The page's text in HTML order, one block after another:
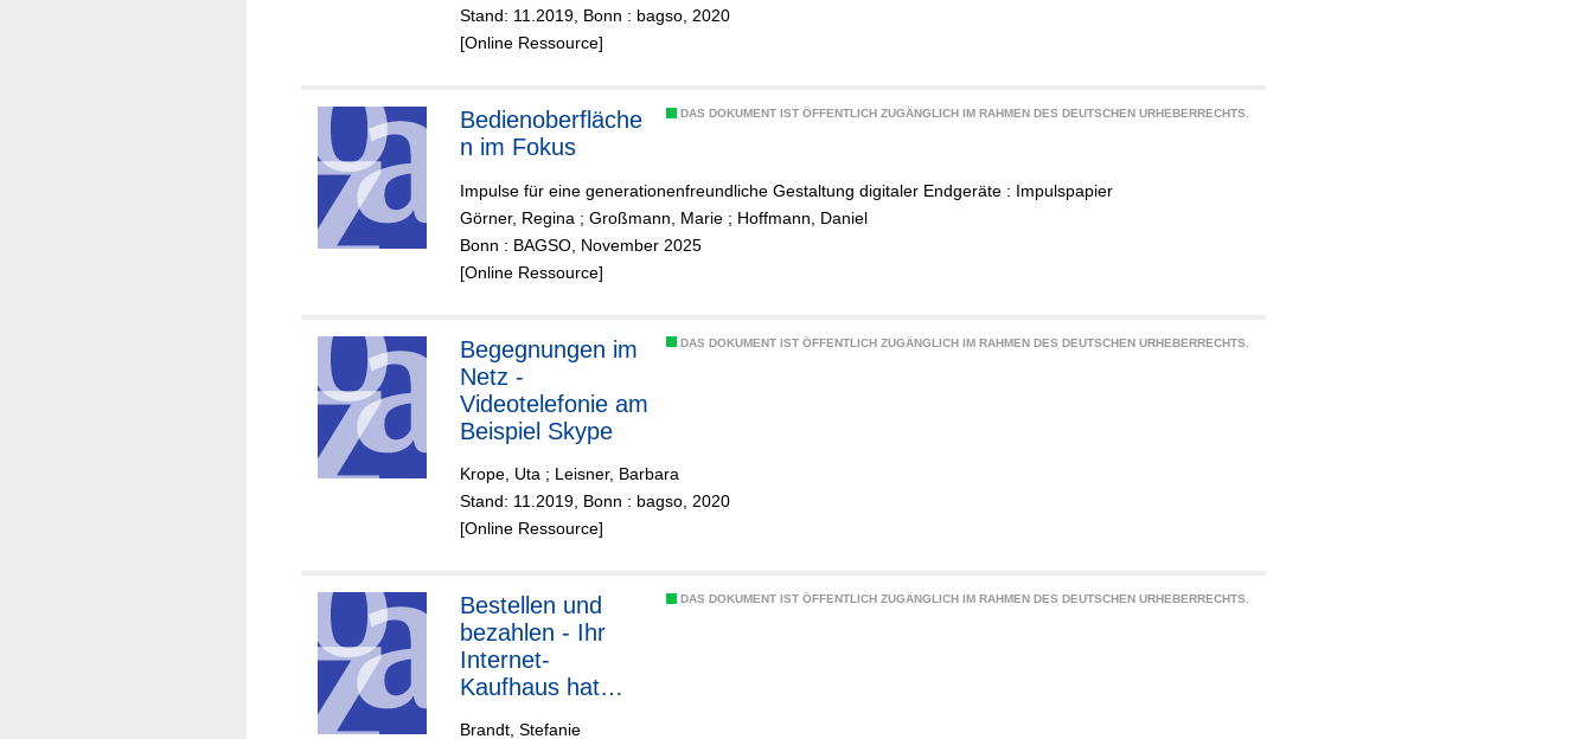
Stand: 11.2019, Bonn : bagso, 2020
[Online Ressource]
DAS DOKUMENT IST ÖFFENTLICH ZUGÄNGLICH IM RAHMEN DES DEUTSCHEN URHEBERRECHTS.
Bedienoberfläche
n im Fokus
Impulse für eine generationenfreundliche Gestaltung digitaler Endgeräte : Impulspapier
Görner, Regina ; Großmann, Marie ; Hoffmann, Daniel
Bonn : BAGSO, November 2025
[Online Ressource]
DAS DOKUMENT IST ÖFFENTLICH ZUGÄNGLICH IM RAHMEN DES DEUTSCHEN URHEBERRECHTS.
Begegnungen im
Netz -
Videotelefonie am
Beispiel Skype
Krope, Uta ; Leisner, Barbara
Stand: 11.2019, Bonn : bagso, 2020
[Online Ressource]
DAS DOKUMENT IST ÖFFENTLICH ZUGÄNGLICH IM RAHMEN DES DEUTSCHEN URHEBERRECHTS.
Bestellen und
bezahlen - Ihr
Internet-
Kaufhaus hat
Brandt, Stefanie